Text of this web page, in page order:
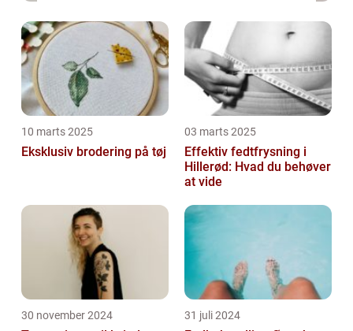
10 marts 2025
Eksklusiv brodering på tøj
03 marts 2025
Effektiv fedtfrysning i
Hillerød: Hvad du behøver
at vide
30 november 2024 31 juli 2024